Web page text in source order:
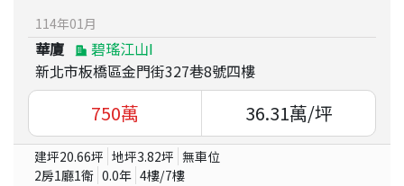
114年01月
華廈
碧瑤江山Ⅰ
新北市板橋區金門街327巷8號四樓
750萬 36.31萬/坪
建坪20.66坪 地坪3.82坪 無車位
2房1廳1衛 0.0年 4樓/7樓